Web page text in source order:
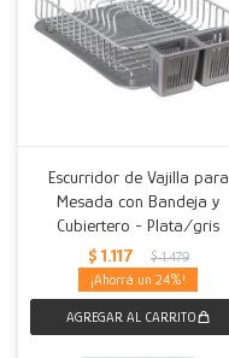
Escurridor de Vajilla para
Mesada con Bandeja y
Cubiertero - Plata/gris
$ 1.117 $ 1.479
24